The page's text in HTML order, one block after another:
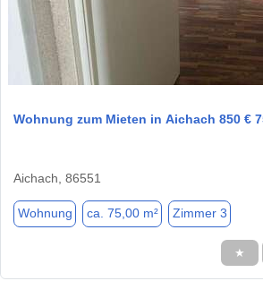
Wohnung zum Mieten in Aichach 850 €
Aichach, 86551
Wohnung ca. 75,00 m² Zimmer 3
★